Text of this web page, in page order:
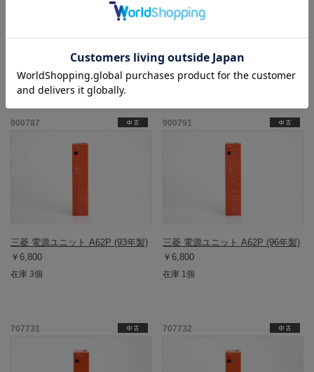
ところどころに細かい擦りキズがあるのみで、状態は非常に良好
この商品と同一型番の商品
900787
三菱 電源ユニット A62P (93年製)
￥6,800
在庫 3個
900791
三菱 電源ユニット A62P (96年製)
￥6,800
在庫 1個
707731 707732